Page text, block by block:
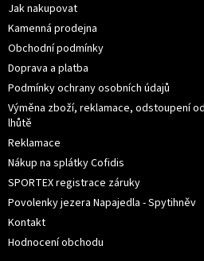
Jak nakupovat
Kamenná prodejna
Obchodní podmínky
Doprava a platba
Podmínky ochrany osobních údajů
Výměna zboží, reklamace, odstoupení
lhůtě
Reklamace
Nákup na splátky Cofidis
SPORTEX registrace záruky
Povolenky jezera Napajedla - Spytihněv
Kontakt
Hodnocení obchodu